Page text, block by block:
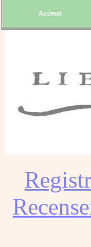
Acceuil